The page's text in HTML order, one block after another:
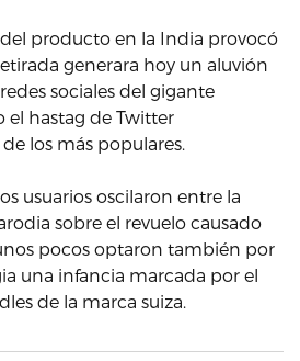
producto en la India provocó
generara hoy un aluvión
sociales del gigante
el hastag de Twitter
los más populares.
usuarios oscilaron entre la
sobre el revuelo causado
pocos optaron también por
una infancia marcada por el
de la marca suiza.